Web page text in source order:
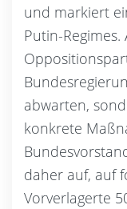
und markiert
Putin-
abwarten,
konkrete
daher auf, auf
Vorverlagerte